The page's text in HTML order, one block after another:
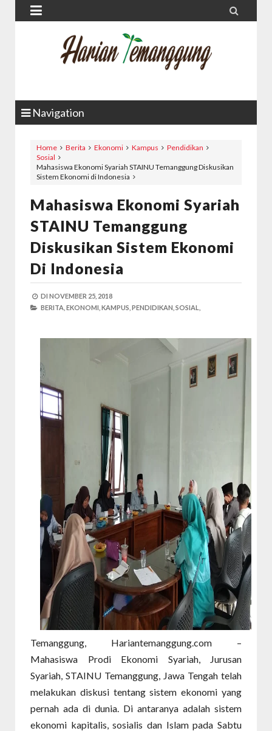
 
Navigation
Home Berita Ekonomi Kampus
Pendidikan
Sosial
Mahasiswa Ekonomi Syariah STAINU Temanggung Diskusikan
Sistem Ekonomi di Indonesia
Mahasiswa Ekonomi Syariah
STAINU Temanggung
Diskusikan Sistem Ekonomi
Di Indonesia
DI NOVEMBER 25, 2018
BERITA, EKONOMI, KAMPUS, PENDIDIKAN, SOSIAL,
Temanggung, Hariantemanggung.com –
Mahasiswa Prodi Ekonomi Syariah, Jurusan
Syariah, STAINU Temanggung, Jawa Tengah telah
melakukan diskusi tentang sistem ekonomi yang
pernah ada di dunia. Di antaranya adalah sistem
ekonomi kapitalis, sosialis dan Islam pada Sabtu